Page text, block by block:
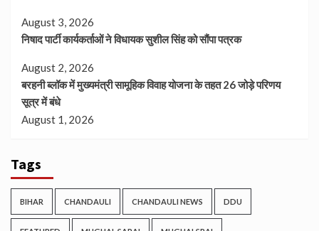
August 3, 2026
निषाद पार्टी कार्यकर्ताओं ने विधायक सुशील सिंह को सौंपा पत्रक
August 2, 2026
बरहनी ब्लॉक में मुख्यमंत्री सामूहिक विवाह योजना के तहत 26 जोड़े परिणय
सूत्र में बंधे
August 1, 2026
Tags
BIHAR CHANDAULI CHANDAULI NEWS DDU